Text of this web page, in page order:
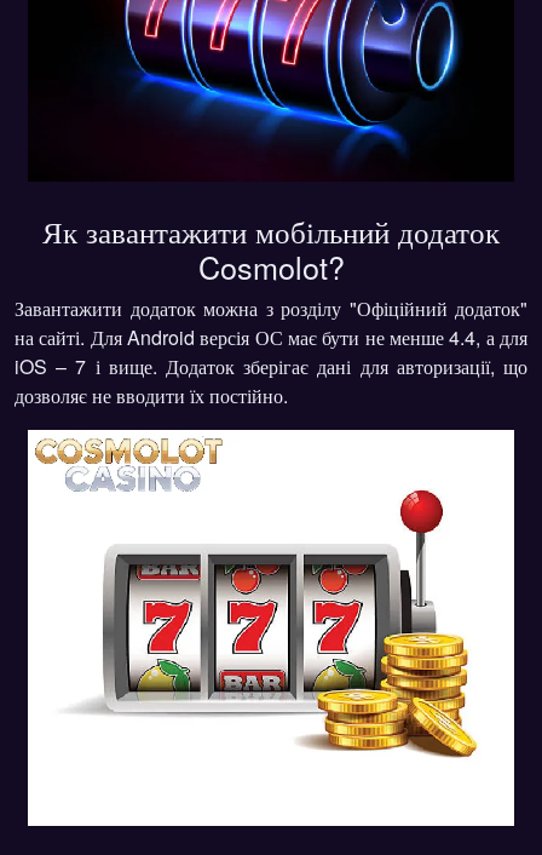
Як завантажити мобільний додаток
Cosmolot?
Завантажити додаток можна з розділу "Офіційний додаток"
на сайті. Для Android версія ОС має бути не менше 4.4, а для
iOS – 7 і вище. Додаток зберігає дані для авторизації, що
дозволяє не вводити їх постійно.